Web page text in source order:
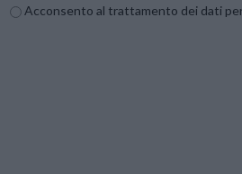
Acconsento al trattamento dei dati